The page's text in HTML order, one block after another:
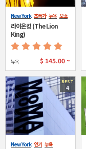
New York 초특가 뉴욕 오쇼
단독
라이온킹 (The Lion
King)
뉴욕 $ 145.00 ~
BEST
4
New York 인기 뉴욕